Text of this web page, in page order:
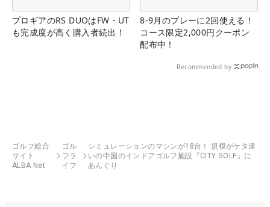
プロギアのRS DUOはFW・UT
も完成度が高く購入者続出！
8-9月のプレーに2回使える！
コース限定2,000円クーポン
配布中！
Recommended by
ゴルフ総合
サイト
ALBA Net
ゴル
フラ
イフ
シミュレーションのマシンが18台！ 規模がケタ違
いの中国のインドアゴルフ施設『CITY GOLF』に
あんぐり